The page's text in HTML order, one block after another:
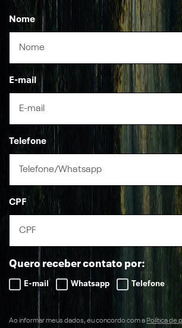
Nome
E-mail
Telefone
CPF
Quero receber contato por:
E-mail Whatsapp Telefone
Ao informar meus dados, eu concordo com a Política de